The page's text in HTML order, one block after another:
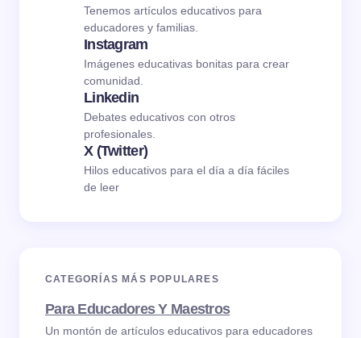
Tenemos artículos educativos para
educadores y familias.
Instagram
Imágenes educativas bonitas para crear
comunidad.
Linkedin
Debates educativos con otros
profesionales.
X (Twitter)
Hilos educativos para el día a día fáciles
de leer
CATEGORÍAS MÁS POPULARES
Para Educadores Y Maestros
Un montón de artículos educativos para educadores